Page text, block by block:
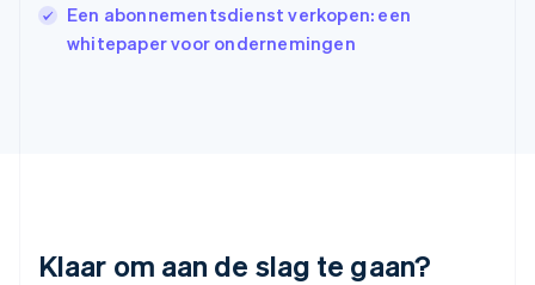
Een abonnementsdienst verkopen: een
whitepaper voor ondernemingen
Klaar om aan de slag te gaan?
日本語English
Kroatië
FrançaisDeutschEnglish